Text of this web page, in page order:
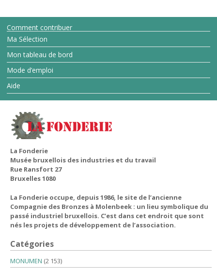
Comment contribuer
Ma Sélection
Mon tableau de bord
Mode d’emploi
Aide
La Fonderie
Musée bruxellois des industries et du travail
Rue Ransfort 27
Bruxelles 1080
La Fonderie occupe, depuis 1986, le site de l’ancienne
Compagnie des Bronzes à Molenbeek : un lieu symbolique du
passé industriel bruxellois. C’est dans cet endroit que sont
nés les projets de développement de l’association.
Catégories
MONUMEN (2 153)